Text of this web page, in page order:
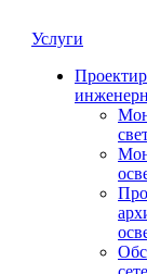
Услуги